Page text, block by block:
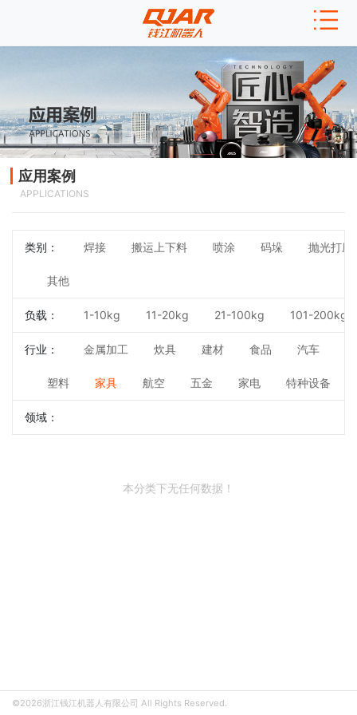
应用案例
APPLICATIONS
类别： 焊接 搬运上下料 喷涂 码垛 抛光打磨
其他
负载： 1-10kg 11-20kg 21-100kg 101-200kg
行业： 金属加工 炊具 建材 食品 汽车
塑料 家具 航空 五金 家电 特种设备
领域：
本分类下无任何数据！
©2026浙江钱江机器人有限公司 All Rights Reserved.